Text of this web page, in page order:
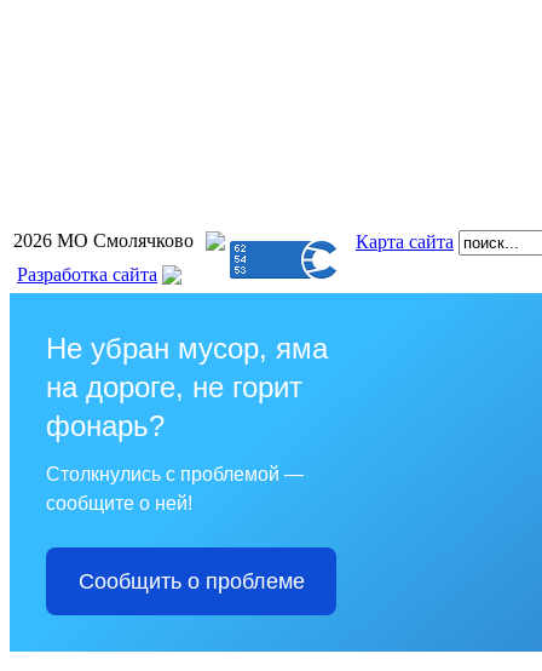
2026 МО Смолячково
Карта сайта
Разработка сайта
Не убран мусор, яма
на дороге, не горит
фонарь?
Столкнулись с проблемой —
сообщите о ней!
Сообщить о проблеме